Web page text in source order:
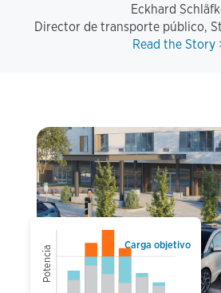
Eckhard
Director de transporte público,
Read the Story
Potencia
Carga objetivo